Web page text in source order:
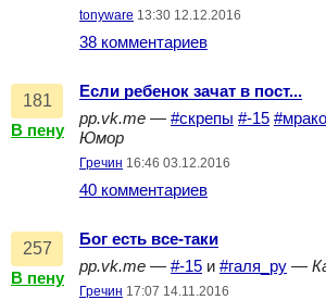
tonyware 13:30 12.12.2016
38 комментариев
181
В пену
Если ребенок зачат в пост...
pp.vk.me — #скрепы #-15
Юмор
Гречин 16:46 03.12.2016
40 комментариев
257
В пену
Бог есть все-таки
pp.vk.me — #-15 и #галя_ру —
Гречин 17:07 14.11.2016